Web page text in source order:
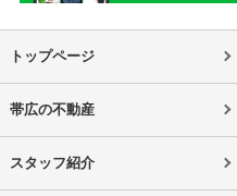
トップページ
帯広の不動産
スタッフ紹介